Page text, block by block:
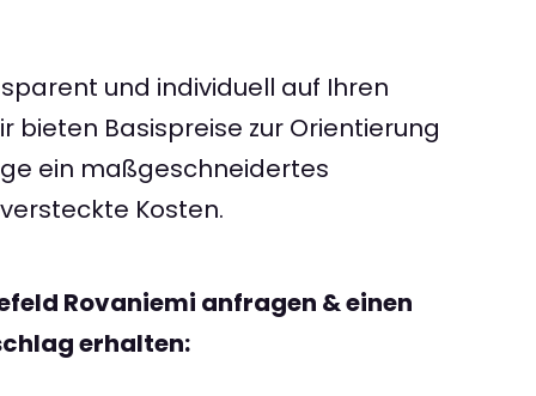
und individuell auf Ihren
bieten Basispreise zur Orientierung
ein maßgeschneidertes
Kosten.
Rovaniemi anfragen & einen
erhalten: